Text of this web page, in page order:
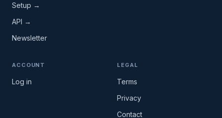
Setup →
API →
Newsletter
ACCOUNT
Log in
LEGAL
Terms
Privacy
Contact